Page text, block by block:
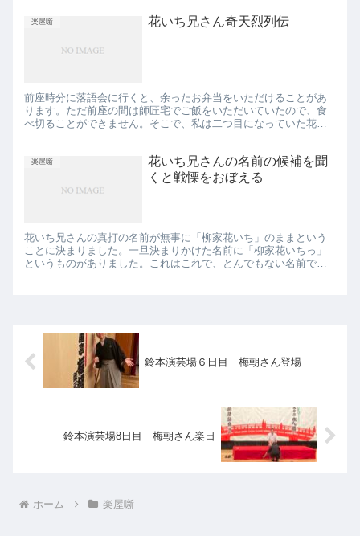
楽屋噺 花いち兄さん奇天烈列伝
前座時分に落語会に行くと、余ったお弁当をいただけることがあ
ります。ただ前座の間は師匠宅でご飯をいただいていたので、食
べ切ることができません。そこで、私は二つ目になっていた花い
楽屋噺
花いち兄さんの名前の候補を聞
くと戦慄をおぼえる
花いち兄さんの真打の名前が無事に「柳家花いち」のままという
ことに決まりました。一旦決まりかけた名前に「柳家花いちっ」
というものがありました。これはこれで、とんでもない名前です
鈴本演芸場６日目 梅朝さん登場
鈴本演芸場8日目 梅朝さん楽日
ホーム 楽屋噺